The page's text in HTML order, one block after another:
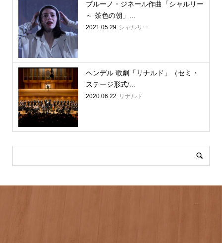
ブルーノ・ジネール作曲「シャルリー
～ 茶色の朝」...
2021.05.29 シャルリー
ヘンデル 歌劇「リナルド」（セミ・
ステージ形式/...
2020.06.22 リナルド